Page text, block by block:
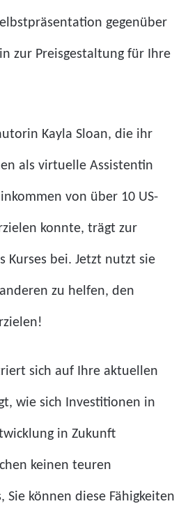
gegenüber
zur Preisgestaltung für Ihre
Kayla Sloan, die ihr
als virtuelle Assistentin
von über 10 US-
konnte, trägt zur
Kurses bei. Jetzt nutzt sie
zu helfen, den
sich auf Ihre aktuellen
wie sich Investitionen in
in Zukunft
keinen teuren
Sie können diese Fähigkeiten